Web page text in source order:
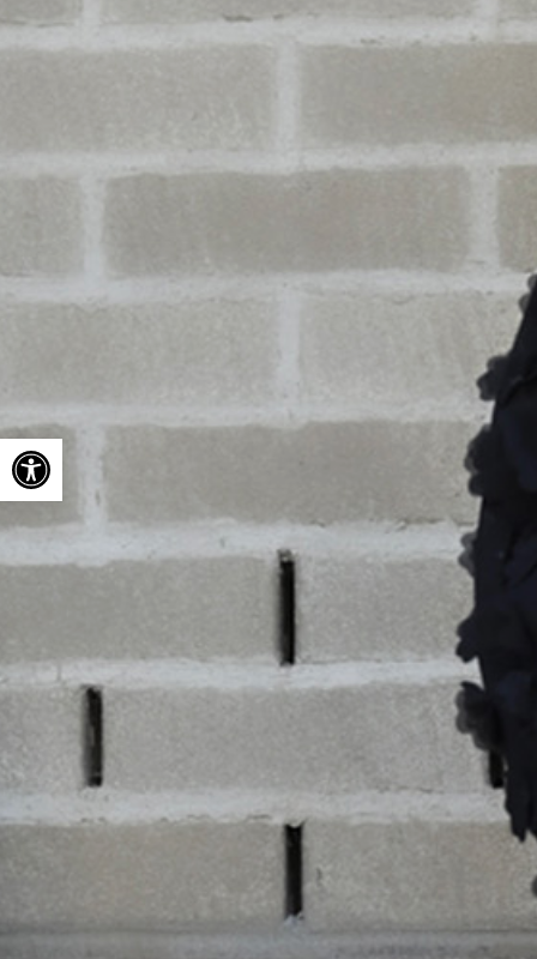
Ouvrir la barre d’outils